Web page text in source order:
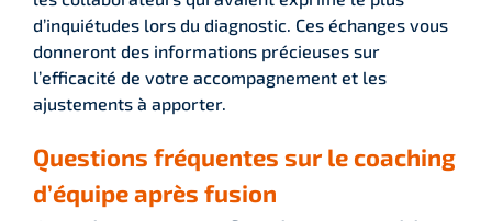
d’inquiétudes lors du diagnostic. Ces échanges vous
donneront des informations précieuses sur
l’efficacité de votre accompagnement et les
ajustements à apporter.
Questions fréquentes sur le coaching
d’équipe après fusion